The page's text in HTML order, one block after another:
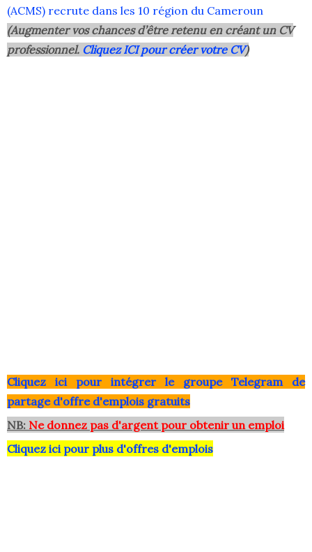
(ACMS) recrute dans les 10 région du Cameroun
(Augmenter vos chances d’être retenu en créant un CV
professionnel. Cliquez ICI pour créer votre CV)
Cliquez ici pour intégrer le groupe Telegram de
partage d'offre d'emplois gratuits
NB: Ne donnez pas d'argent pour obtenir un emploi
Cliquez ici pour plus d'offres d'emplois